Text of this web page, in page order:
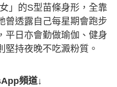
」的S型苗條身形，全靠
曾透露自己每星期會跑步
平日亦會勤做瑜伽、健身
堅持夜晚不吃澱粉質。
頻道↓